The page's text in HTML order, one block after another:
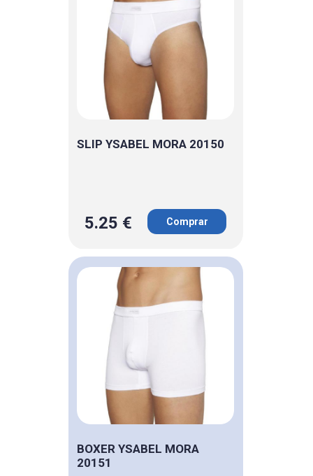
SLIP YSABEL MORA 20150
5.25 € Comprar
BOXER YSABEL MORA
20151